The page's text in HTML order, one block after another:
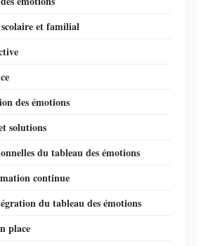
et familial
des émotions
solutions
du tableau des émotions
continue
du tableau des émotions
place